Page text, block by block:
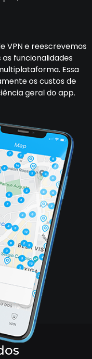
VPN e reescrevemos
funcionalidades
Essa
os custos de
geral do app.